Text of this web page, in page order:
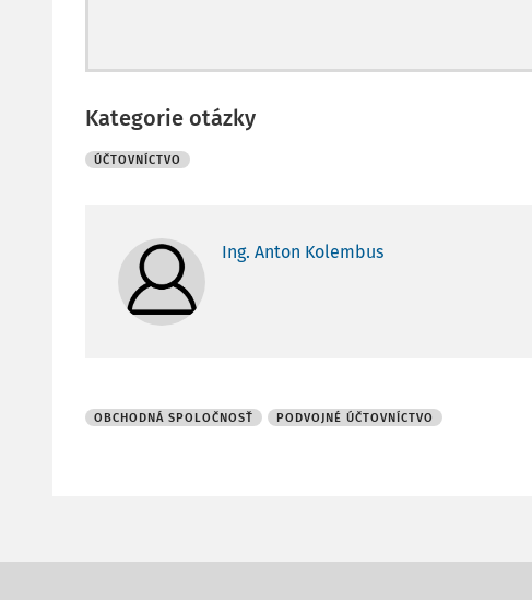
Kategorie otázky
ÚČTOVNÍCTVO
Ing. Anton Kolembus
OBCHODNÁ SPOLOČNOSŤ PODVOJNÉ ÚČTOVNÍCTVO